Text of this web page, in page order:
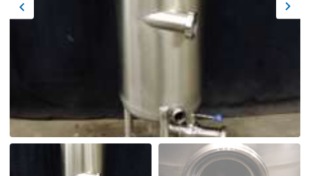
to
go
search
result.
Touch
device